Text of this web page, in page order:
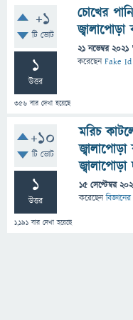
+1
টি ভোট
1
উত্তর
356 বার দেখা হয়েছে
চোখের
21 নভেম্বর 2021
করেছেনFake Id
+10
টি ভোট
1
উত্তর
1,191 বার দেখা হয়েছে
মরিচ
15 সেপ্টেম্বর
করেছেন